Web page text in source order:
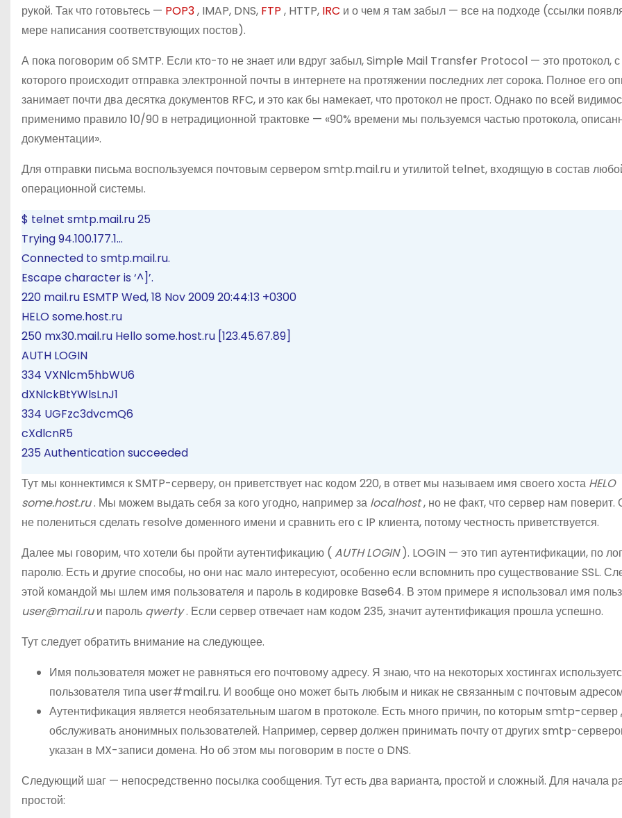
рукой. Так что готовьтесь — POP3, IMAP, DNS, FTP , HTTP, IRC и о чем я там забыл — все на подходе (ссылки
мере написания соответствующих постов).
А пока поговорим об SMTP. Если кто-то не знает или вдруг забыл, Simple Mail Transfer Protocol — это протокол,
которого происходит отправка электронной почты в интернете на протяжении последних лет сорока. Полное его
занимает почти два десятка документов RFC, и это как бы намекает, что протокол не прост. Однако по всей
применимо правило 10/90 в нетрадиционной трактовке — «90% времени мы пользуемся частью протокола,
документации».
Для отправки письма воспользуемся почтовым сервером smtp.mail.ru и утилитой telnet, входящую в состав
операционной системы.
$ telnet smtp.mail.ru 25
Trying 94.100.177.1…
Connected to smtp.mail.ru.
Escape character is ‘^]’.
220 mail.ru ESMTP Wed, 18 Nov 2009 20:44:13 +0300
HELO some.host.ru
250 mx30.mail.ru Hello some.host.ru [123.45.67.89]
AUTH LOGIN
334 VXNlcm5hbWU6
dXNlckBtYWlsLnJ1
334 UGFzc3dvcmQ6
cXdlcnR5
235 Authentication succeeded
Тут мы коннектимся к SMTP-серверу, он приветствует нас кодом 220, в ответ мы называем имя своего хоста HELO
some.host.ru. Мы можем выдать себя за кого угодно, например за localhost, но не факт, что сервер нам
не полениться сделать resolve доменного имени и сравнить его с IP клиента, потому честность приветствуется.
Далее мы говорим, что хотели бы пройти аутентификацию ( AUTH LOGIN). LOGIN — это тип аутентификации, по
паролю. Есть и другие способы, но они нас мало интересуют, особенно если вспомнить про существование SSL.
этой командой мы шлем имя пользователя и пароль в кодировке Base64. В этом примере я использовал имя
user@mail.ruи пароль qwerty. Если сервер отвечает нам кодом 235, значит аутентификация прошла успешно.
Тут следует обратить внимание на следующее.
Имя пользователя может не равняться его почтовому адресу. Я знаю, что на некоторых хостингах
пользователя типа user#mail.ru. И вообще оно может быть любым и никак не связанным с почтовым
Аутентификация является необязательным шагом в протоколе. Есть много причин, по которым smtp-
обслуживать анонимных пользователей. Например, сервер должен принимать почту от других smtp-
указан в MX-записи домена. Но об этом мы поговорим в посте о DNS.
Следующий шаг — непосредственно посылка сообщения. Тут есть два варианта, простой и сложный. Для начала
простой: